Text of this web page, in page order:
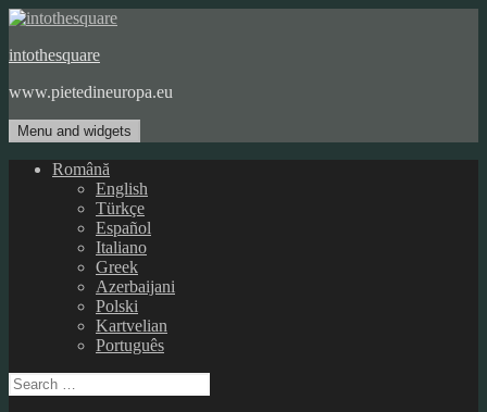
Skip
content
intothesquare
www.pietedineuropa.eu
Menu and widgets
Română
English
Türkçe
Español
Italiano
Greek
Azerbaijani
Polski
Kartvelian
Português
Search
for: